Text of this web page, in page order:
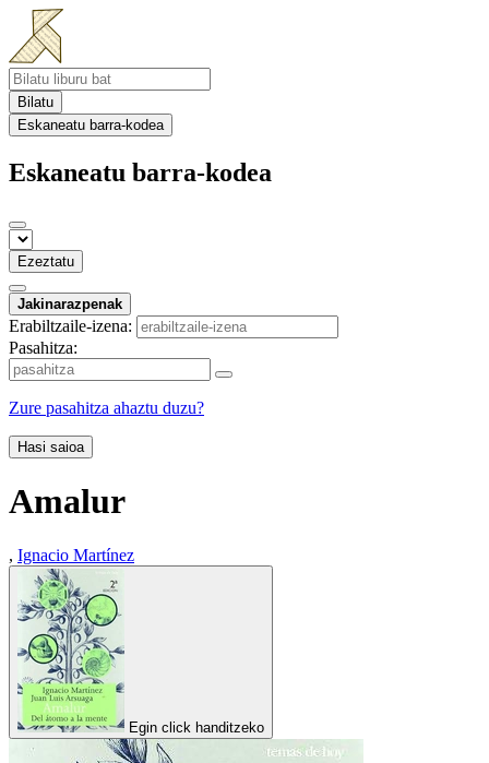
Bilatu
Eskaneatu barra-kodea
Eskaneatu barra-kodea
Ezeztatu
Jakinarazpenak
Erabiltzaile-izena:
Pasahitza:
Zure pasahitza ahaztu duzu?
Hasi saioa
Amalur
, Ignacio Martínez
Egin click handitzeko